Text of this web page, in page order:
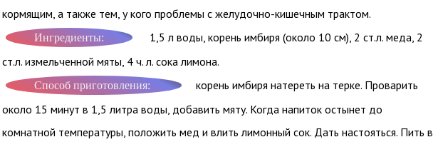
кормящим, а также тем, у кого проблемы с желудочно-кишечным трактом.
Ингредиенты:
1,5 л воды, корень имбиря (около 10 см), 2 ст.л. меда, 2
ст.л. измельченной мяты, 4 ч. л. сока лимона.
Способ приготовления:
корень имбиря натереть на терке. Проварить
около 15 минут в 1,5 литра воды, добавить мяту. Когда напиток остынет до
комнатной температуры, положить мед и влить лимонный сок. Дать настояться. Пить в